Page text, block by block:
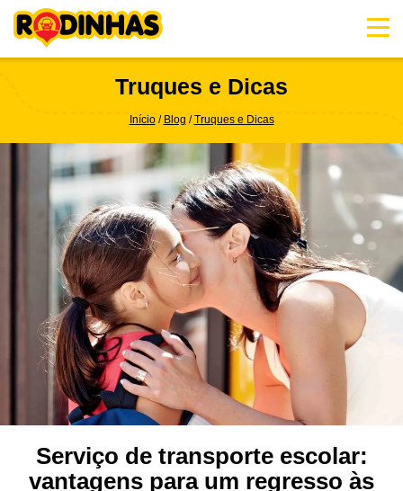
content
Truques e Dicas
Início Blog Truques e Dicas
Serviço de transporte escolar:
vantagens para um regresso às